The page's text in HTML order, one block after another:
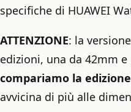
specifiche di HUAWEI
ATTENZIONE: la
edizioni, una da 42mm
compariamo la
avvicina di più alle